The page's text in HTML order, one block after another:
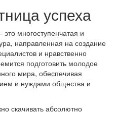
успеха
многоступенчатая и
направленная на создание
и нравственно
подготовить молодое
мира, обеспечивая
и нуждами общества и
скачивать абсолютно